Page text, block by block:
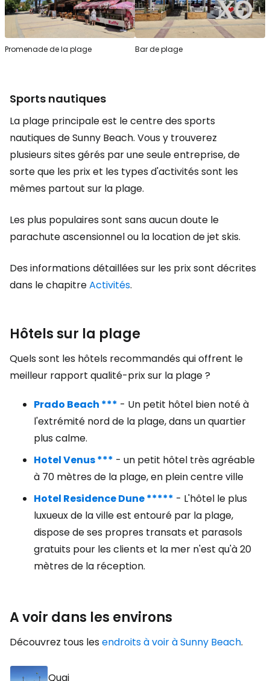
Promenade de la plage Bar de plage
Sports nautiques
La plage principale est le centre des sports
nautiques de Sunny Beach. Vous y trouverez
plusieurs sites gérés par une seule entreprise, de
sorte que les prix et les types d'activités sont les
mêmes partout sur la plage.
Les plus populaires sont sans aucun doute le
parachute ascensionnel ou la location de jet skis.
Des informations détaillées sur les prix sont décrites
dans le chapitreActivités.
Hôtels sur la plage
Quels sont les hôtels recommandés qui offrent le
meilleur rapport qualité-prix sur la plage ?
Prado Beach *** - Un petit hôtel bien noté à
l'extrémité nord de la plage, dans un quartier
plus calme.
Hotel Venus *** - un petit hôtel très agréable
à 70 mètres de la plage, en plein centre ville
Hotel Residence Dune ***** - L'hôtel le plus
luxueux de la ville est entouré par la plage,
dispose de ses propres transats et parasols
gratuits pour les clients et la mer n'est qu'à 20
mètres de la réception.
A voir dans les environs
Découvrez tous lesendroits à voir à Sunny Beach.
Quai